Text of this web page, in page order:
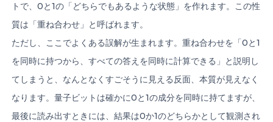
トで、0と1の「どちらでもあるような状態」を作れます。この性
質は「重ね合わせ」と呼ばれます。
ただし、ここでよくある誤解が生まれます。重ね合わせを「0と1
を同時に持つから、すべての答えを同時に計算できる」と説明し
てしまうと、なんとなくすごそうに見える反面、本質が見えなく
なります。量子ビットは確かに0と1の成分を同時に持てますが、
最後に読み出すときには、結果は0か1のどちらかとして観測され